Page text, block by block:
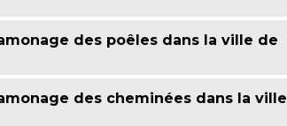
des poêles dans la ville de
des cheminées dans la ville